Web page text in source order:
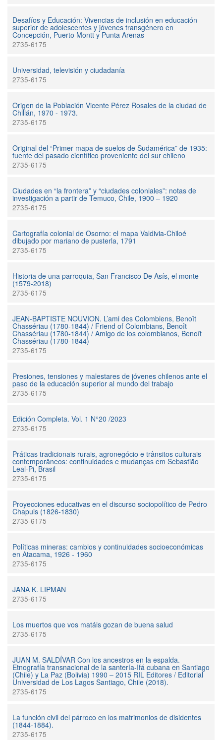
Desafíos y Educación: Vivencias de inclusión en educación
superior de adolescentes y jóvenes transgénero en
Concepción, Puerto Montt y Punta Arenas
2735-6175
Universidad, televisión y ciudadanía
2735-6175
Origen de la Población Vicente Pérez Rosales de la ciudad de
Chillán, 1970 - 1973.
2735-6175
Original del “Primer mapa de suelos de Sudamérica” de 1935:
fuente del pasado científico proveniente del sur chileno
2735-6175
Ciudades en “la frontera” y “ciudades coloniales”: notas de
investigación a partir de Temuco, Chile, 1900 – 1920
2735-6175
Cartografía colonial de Osorno: el mapa Valdivia-Chiloé
dibujado por mariano de pusterla, 1791
2735-6175
Historia de una parroquia, San Francisco De Asís, el monte
(1579-2018)
2735-6175
JEAN-BAPTISTE NOUVION. L’ami des Colombiens, Benoît
Chassériau (1780-1844) / Friend of Colombians, Benoît
Chassériau (1780-1844) / Amigo de los colombianos, Benoît
Chassériau (1780-1844)
2735-6175
Presiones, tensiones y malestares de jóvenes chilenos ante el
paso de la educación superior al mundo del trabajo
2735-6175
Edición Completa. Vol. 1 N°20 /2023
2735-6175
Práticas tradicionais rurais, agronegócio e trânsitos culturais
contemporâneos: continuidades e mudanças em Sebastião
Leal-Pi, Brasil
2735-6175
Proyecciones educativas en el discurso sociopolítico de Pedro
Chapuis (1826-1830)
2735-6175
Políticas mineras: cambios y continuidades socioeconómicas
en Atacama, 1926 - 1960
2735-6175
JANA K. LIPMAN
2735-6175
Los muertos que vos matáis gozan de buena salud
2735-6175
JUAN M. SALDÍVAR Con los ancestros en la espalda.
Etnografía transnacional de la santería-Ifá cubana en Santiago
(Chile) y La Paz (Bolivia) 1990 – 2015 RIL Editores / Editorial
Universidad de Los Lagos Santiago, Chile (2018).
2735-6175
La función civil del párroco en los matrimonios de disidentes
(1844-1884).
2735-6175